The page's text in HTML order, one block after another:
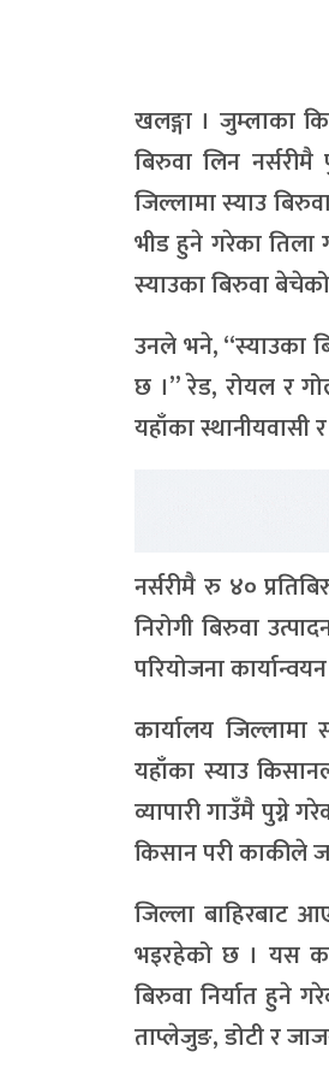
खलङ्गा । जुम्लाका
बिरुवा लिन
जिल्लामा स्याउ
भीड हुने गरेका तिला
स्याउका बिरुवा
उनले भने, “स्याउका
छ ।” रेड, रोयल र
यहाँका
नर्सरीमै रु ४०
निरोगी बिरुवा
परियोजना
कार्यालय
यहाँका स्याउ
व्यापारी गाउँमै पुग्ने
किसान परी काकीले
जिल्ला बाहिरबाट
भइरहेको छ । यस
बिरुवा निर्यात हुने
ताप्लेजुङ, डोटी र